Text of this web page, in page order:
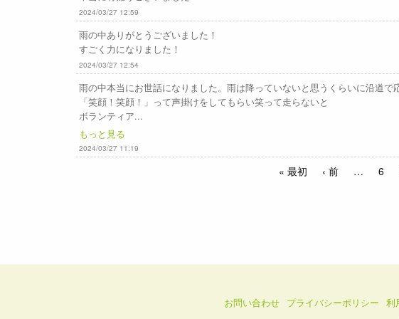
2024/03/27 12:59
雨の中ありがとうございました！
すごく力になりました！
2024/03/27 12:54
雨の中本当にお世話になりました。雨は降っていないと思うくらいに沿道
「笑顔！笑顔！」って声掛けをしてもらい笑って走らないと
ボランティア...
もっと見る
2024/03/27 11:19
« 最初 ‹ 前 6
利
プライバシーポリシー
お問い合わせ